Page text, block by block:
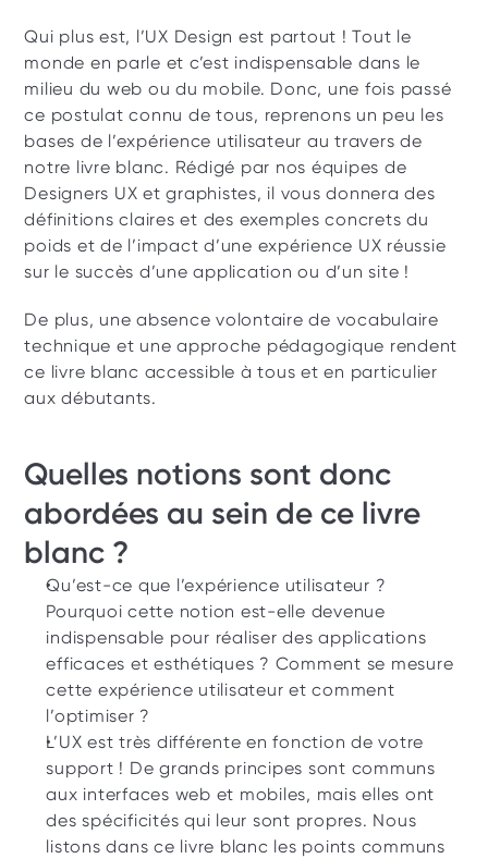
Qui plus est, l’UX Design est partout ! Tout le
monde en parle et c’est indispensable dans le
milieu du web ou du mobile. Donc, une fois passé
ce postulat connu de tous, reprenons un peu les
bases de l’expérience utilisateur au travers de
notre livre blanc. Rédigé par nos équipes de
Designers UX et graphistes, il vous donnera des
définitions claires et des exemples concrets du
poids et de l’impact d’une expérience UX réussie
sur le succès d’une application ou d’un site !
De plus, une absence volontaire de vocabulaire
technique et une approche pédagogique rendent
ce livre blanc accessible à tous et en particulier
aux débutants.
Quelles notions sont donc
abordées au sein de ce livre
blanc ?
Qu’est-ce que l’expérience utilisateur ?
Pourquoi cette notion est-elle devenue
indispensable pour réaliser des applications
efficaces et esthétiques ? Comment se mesure
cette expérience utilisateur et comment
l’optimiser ?
L’UX est très différente en fonction de votre
support ! De grands principes sont communs
aux interfaces web et mobiles, mais elles ont
des spécificités qui leur sont propres. Nous
listons dans ce livre blanc les points communs